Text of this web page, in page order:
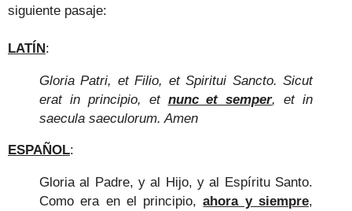
siguiente pasaje:
LATÍN:
Gloria Patri, et Filio, et Spiritui Sancto. Sicut
erat in principio, et nunc et semper, et in
saecula saeculorum. Amen
ESPAÑOL:
Gloria al Padre, y al Hijo, y al Espíritu Santo.
Como era en el principio,ahora y siempre